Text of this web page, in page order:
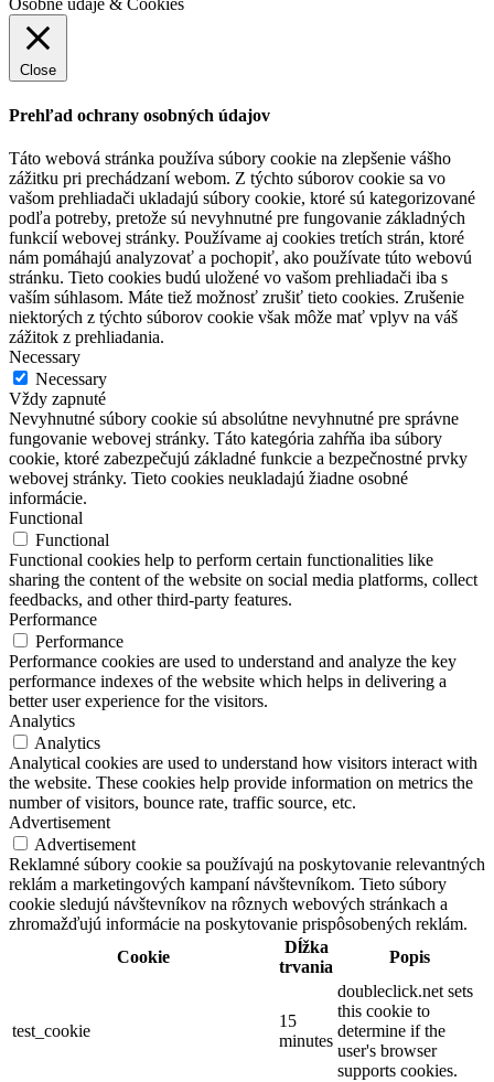
Osobné údaje & Cookies
Close
Prehľad ochrany osobných údajov
Táto webová stránka používa súbory cookie na zlepšenie vášho
zážitku pri prechádzaní webom. Z týchto súborov cookie sa vo
vašom prehliadači ukladajú súbory cookie, ktoré sú kategorizované
podľa potreby, pretože sú nevyhnutné pre fungovanie základných
funkcií webovej stránky. Používame aj cookies tretích strán, ktoré
nám pomáhajú analyzovať a pochopiť, ako používate túto webovú
stránku. Tieto cookies budú uložené vo vašom prehliadači iba s
vaším súhlasom. Máte tiež možnosť zrušiť tieto cookies. Zrušenie
niektorých z týchto súborov cookie však môže mať vplyv na váš
zážitok z prehliadania.
Necessary
Necessary
Vždy zapnuté
Nevyhnutné súbory cookie sú absolútne nevyhnutné pre správne
fungovanie webovej stránky. Táto kategória zahŕňa iba súbory
cookie, ktoré zabezpečujú základné funkcie a bezpečnostné prvky
webovej stránky. Tieto cookies neukladajú žiadne osobné
informácie.
Functional
Functional
Functional cookies help to perform certain functionalities like
sharing the content of the website on social media platforms, collect
feedbacks, and other third-party features.
Performance
Performance
Performance cookies are used to understand and analyze the key
performance indexes of the website which helps in delivering a
better user experience for the visitors.
Analytics
Analytics
Analytical cookies are used to understand how visitors interact with
the website. These cookies help provide information on metrics the
number of visitors, bounce rate, traffic source, etc.
Advertisement
Advertisement
Reklamné súbory cookie sa používajú na poskytovanie relevantných
reklám a marketingových kampaní návštevníkom. Tieto súbory
cookie sledujú návštevníkov na rôznych webových stránkach a
zhromažďujú informácie na poskytovanie prispôsobených reklám.
Cookie
Dĺžka
trvania
Popis
test_cookie
15
minutes
doubleclick.net sets
this cookie to
determine if the
user's browser
supports cookies.